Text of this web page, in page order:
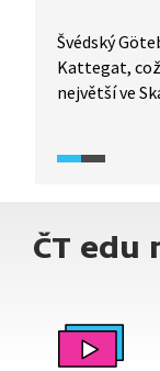
Švédský
Kattegat,
největší ve
modrou
městské
ČT edu